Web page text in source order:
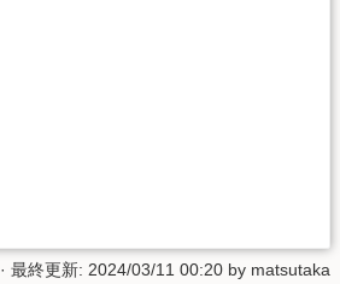
· 最終更新: 2024/03/11 00:20 by matsutaka